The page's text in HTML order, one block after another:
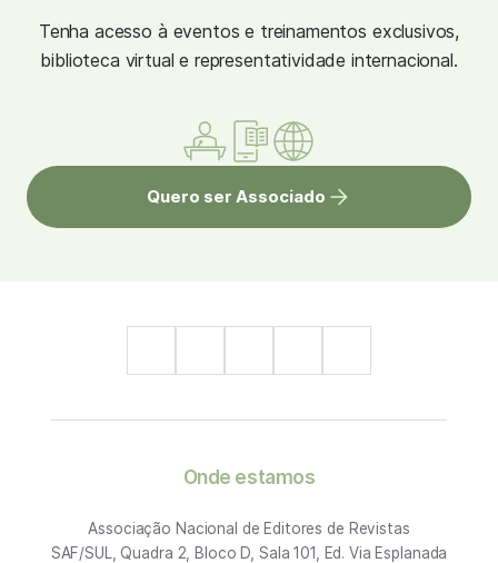
Tenha acesso à eventos e treinamentos exclusivos,
biblioteca virtual e representatividade internacional.
Quero ser Associado
Onde estamos
Associação Nacional de Editores de Revistas
SAF/SUL, Quadra 2, Bloco D, Sala 101, Ed. Via Esplanada